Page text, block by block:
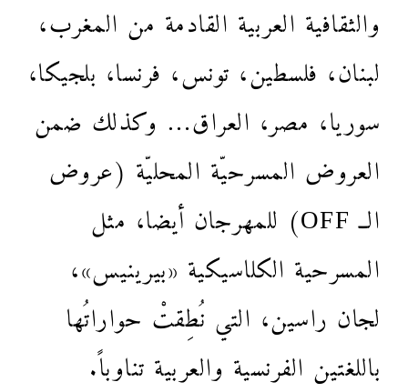
والثقافية العربية القادمة من المغرب،
لبنان، فلسطين، تونس، فرنسا، بلجيكا،
سوريا، مصر، العراق… وكذلك ضمن
العروض المسرحيّة المحليّة (عروض
الــ OFF) للمهرجان أيضا، مثل
المسرحية الكلاسيكية «بيرينيس»،
لجان راسين، التي نُطِقتْ حواراتُها
باللغتين الفرنسية والعربية تناوباً.